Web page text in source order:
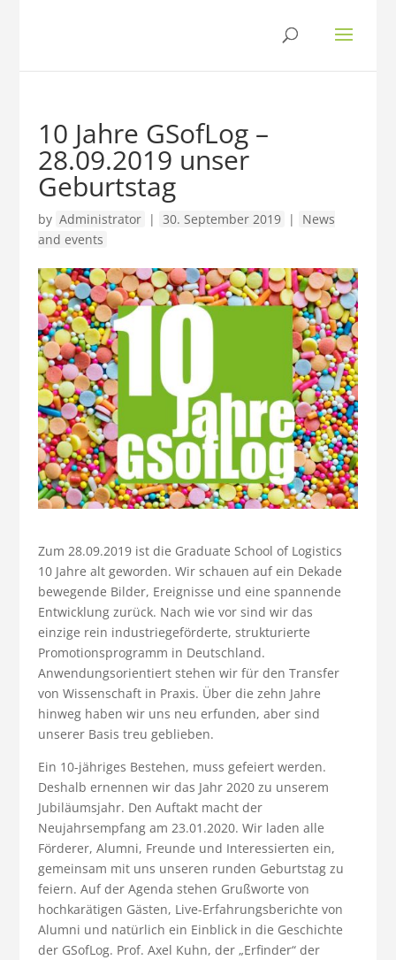
10 Jahre GSofLog –
28.09.2019 unser
Geburtstag
by Administrator | 30. September 2019 |
News
and events
Zum 28.09.2019 ist die Graduate School of Logistics
10 Jahre alt geworden. Wir schauen auf ein Dekade
bewegende Bilder, Ereignisse und eine spannende
Entwicklung zurück. Nach wie vor sind wir das
einzige rein industriegeförderte, strukturierte
Promotionsprogramm in Deutschland.
Anwendungsorientiert stehen wir für den Transfer
von Wissenschaft in Praxis. Über die zehn Jahre
hinweg haben wir uns neu erfunden, aber sind
unserer Basis treu geblieben.
Ein 10-jähriges Bestehen, muss gefeiert werden.
Deshalb ernennen wir das Jahr 2020 zu unserem
Jubiläumsjahr. Den Auftakt macht der
Neujahrsempfang am 23.01.2020. Wir laden alle
Förderer, Alumni, Freunde und Interessierten ein,
gemeinsam mit uns unseren runden Geburtstag zu
feiern. Auf der Agenda stehen Grußworte von
hochkarätigen Gästen, Live-Erfahrungsberichte von
Alumni und natürlich ein Einblick in die Geschichte
der GSofLog. Prof. Axel Kuhn, der „Erfinder“ der